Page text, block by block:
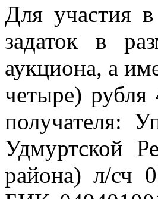
Для участия
задаток в
аукциона, а
четыре) рубля
получателя:
Удмуртской
района) л/сч